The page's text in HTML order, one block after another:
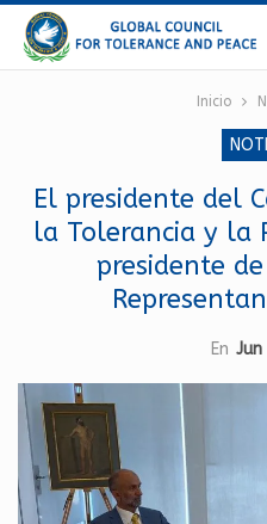
Inicio
El presidente del
la Tolerancia y la
presidente
En Jun